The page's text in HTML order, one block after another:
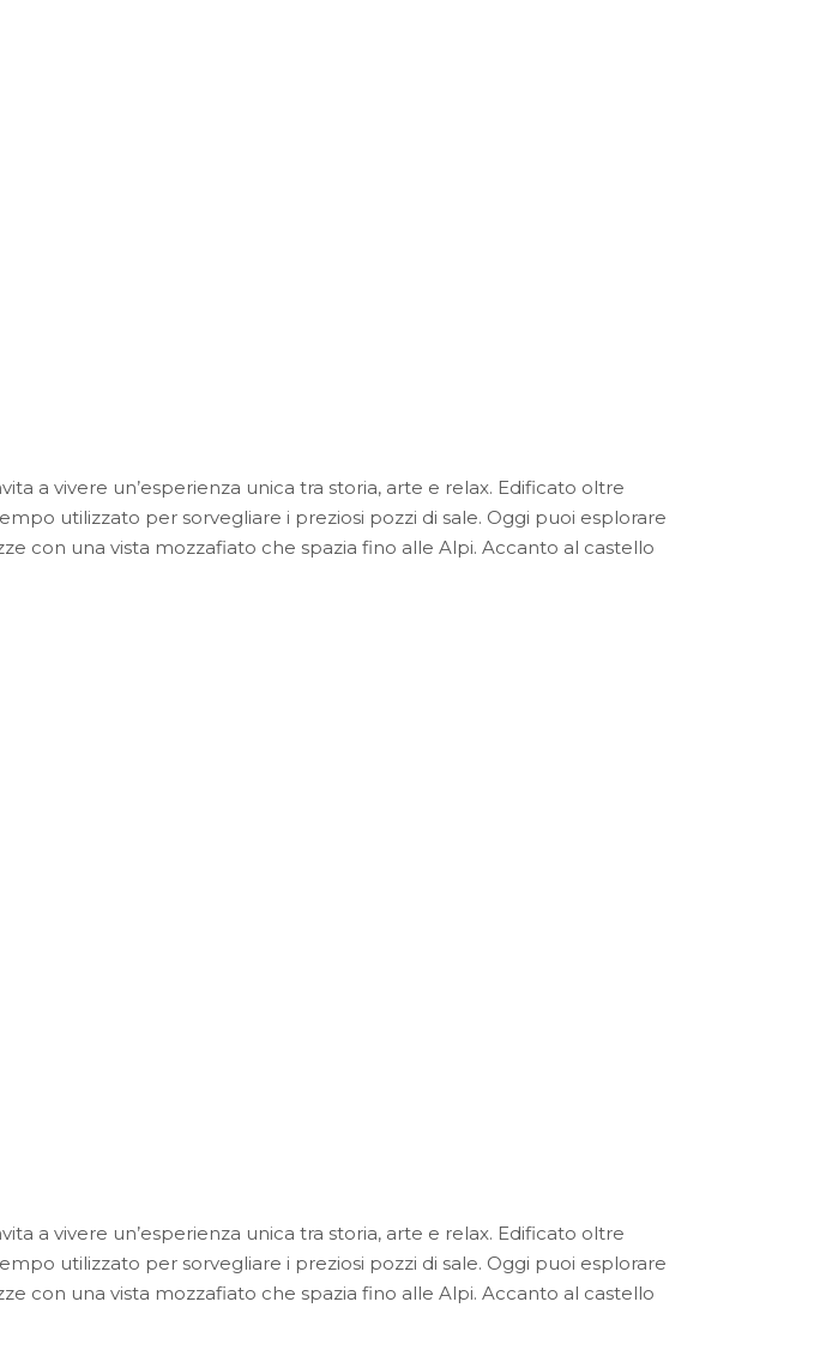
a vivere un’esperienza unica tra storia, arte e relax. Edificato oltre
utilizzato per sorvegliare i preziosi pozzi di sale. Oggi puoi esplorare
con una vista mozzafiato che spazia fino alle Alpi. Accanto al castello
a vivere un’esperienza unica tra storia, arte e relax. Edificato oltre
utilizzato per sorvegliare i preziosi pozzi di sale. Oggi puoi esplorare
con una vista mozzafiato che spazia fino alle Alpi. Accanto al castello